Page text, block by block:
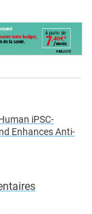
iPSC-
Enhances Anti-